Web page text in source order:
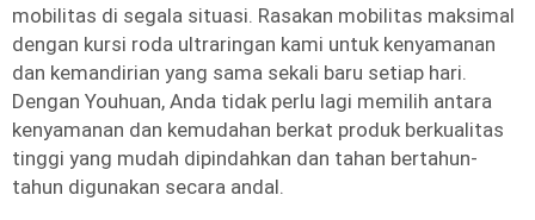
mobilitas di segala situasi. Rasakan mobilitas maksimal
dengan kursi roda ultraringan kami untuk kenyamanan
dan kemandirian yang sama sekali baru setiap hari.
Dengan Youhuan, Anda tidak perlu lagi memilih antara
kenyamanan dan kemudahan berkat produk berkualitas
tinggi yang mudah dipindahkan dan tahan bertahun-
tahun digunakan secara andal.